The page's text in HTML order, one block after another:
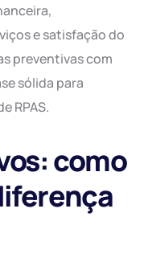
e satisfação do
preventivas com
sólida para
RPAS.
como